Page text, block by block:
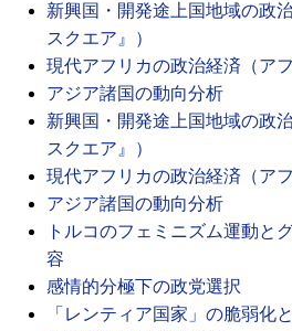
新興国・開発途上国地域の政
スクエア』）
現代アフリカの政治経済（ア
アジア諸国の動向分析
新興国・開発途上国地域の政
スクエア』）
現代アフリカの政治経済（ア
アジア諸国の動向分析
トルコのフェミニズム運動と
容
感情的分極下の政党選択
「レンティア国家」の脆弱化